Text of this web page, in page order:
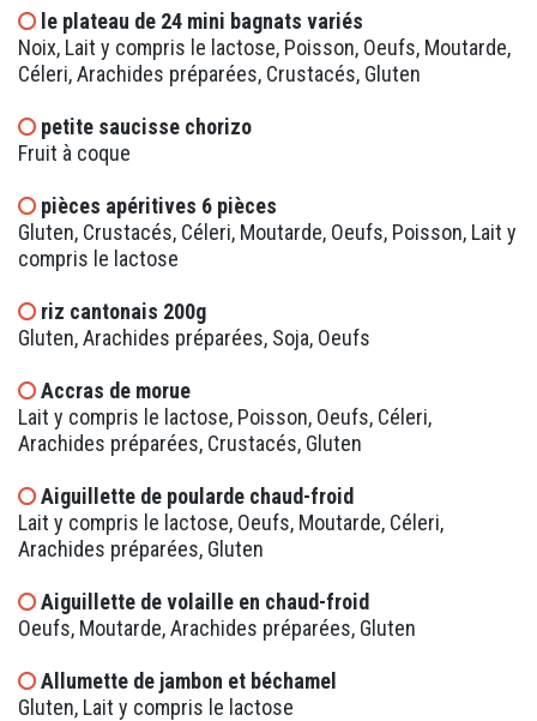
le plateau de 24 mini bagnats variés
Noix, Lait y compris le lactose, Poisson, Oeufs, Moutarde,
Céleri, Arachides préparées, Crustacés, Gluten
petite saucisse chorizo
Fruit à coque
pièces apéritives 6 pièces
Gluten, Crustacés, Céleri, Moutarde, Oeufs, Poisson, Lait y
compris le lactose
riz cantonais 200g
Gluten, Arachides préparées, Soja, Oeufs
Accras de morue
Lait y compris le lactose, Poisson, Oeufs, Céleri,
Arachides préparées, Crustacés, Gluten
Aiguillette de poularde chaud-froid
Lait y compris le lactose, Oeufs, Moutarde, Céleri,
Arachides préparées, Gluten
Aiguillette de volaille en chaud-froid
Oeufs, Moutarde, Arachides préparées, Gluten
Allumette de jambon et béchamel
Gluten, Lait y compris le lactose